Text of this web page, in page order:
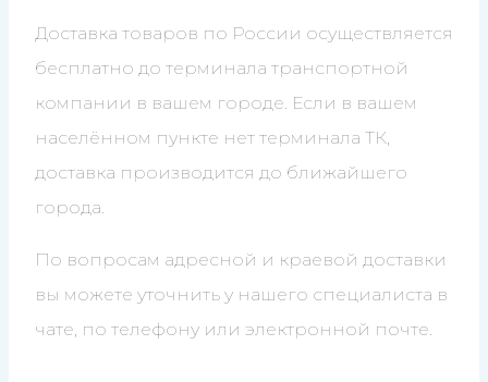
Доставка товаров по России осуществляется
бесплатно до терминала транспортной
компании в вашем городе. Если в вашем
населённом пункте нет терминала ТК,
доставка производится до ближайшего
города.
По вопросам адресной и краевой доставки
вы можете уточнить у нашего специалиста в
чате, по телефону или электронной почте.